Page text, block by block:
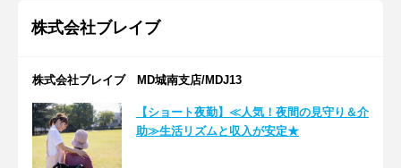
株式会社ブレイブ
株式会社ブレイブ MD城南支店/MDJ13
【ショート夜勤】≪人気！夜間の見守り＆介
助≫生活リズムと収入が安定★